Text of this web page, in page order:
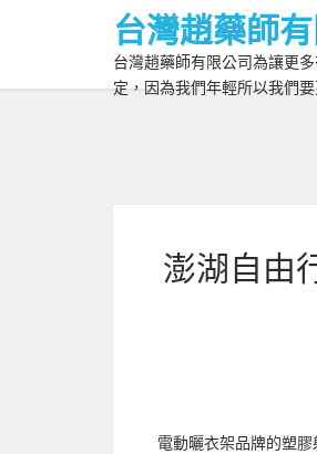
台灣趙藥師
台灣趙藥師有限公司為讓更
定，因為我們年輕所以我們
澎湖自由
電動曬衣架品牌的塑